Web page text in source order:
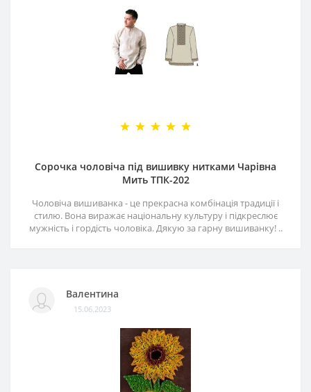
Сорочка чоловіча під вишивку нитками Чарівна
Мить ТПК-202
Чоловіча вишиванка - це прекрасна комбінація традиції і
стилю. Вона виражає національну культуру і підкреслює
мужність і гордість чоловіка. Дякую за гарну вишиванку! ..
Валентина
15.06.2023